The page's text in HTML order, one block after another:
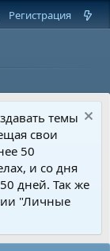
Регистрация
темы
свои
50
и со дня
дней. Так же
"Личные